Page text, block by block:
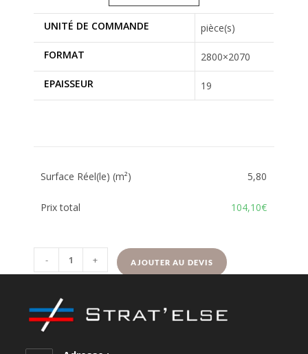
UNITÉ DE COMMANDE pièce(s)
FORMAT 2800×2070
EPAISSEUR 19
Surface Réel(le) (m²) 5,80
Prix total 104,10€
- + AJOUTER AU DEVIS